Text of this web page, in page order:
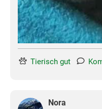
Tierisch gut
Nora